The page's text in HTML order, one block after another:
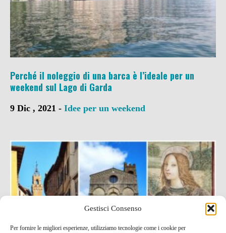
Gestisci Consenso
Per fornire le migliori esperienze, utilizziamo tecnologie come i cookie per
Perché il noleggio di una barca è l’ideale per un
weekend sul Lago di Garda
9 Dic , 2021 - Idee per un weekend